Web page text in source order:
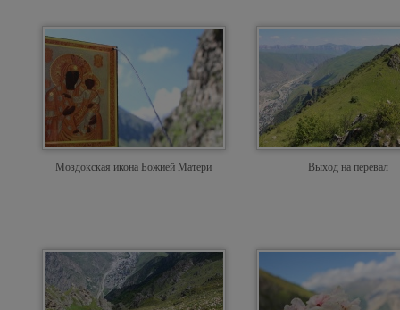
Моздокская икона Божией Матери Выход на перевал